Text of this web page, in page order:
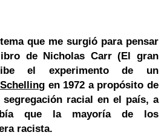
que me surgió para pensar
de Nicholas Carr (El gran
el experimento de un
en 1972 a propósito de
racial en el país, a
que la mayoría de los
racista.